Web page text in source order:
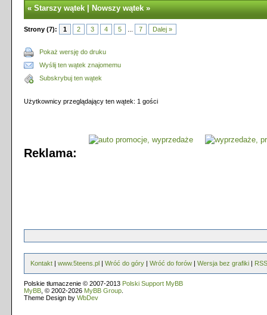
«Starszy wątek|Nowszy wątek»
Strony (7): 1 2 3 4 5 7 Dalej »
Pokaż wersję do druku
Wyślij ten wątek znajomemu
Subskrybuj ten wątek
Użytkownicy przeglądający ten wątek: 1 gości
Reklama:
Kontakt | www.5teens.pl | Wróć do góry | Wróć do forów | Wersja bez grafiki | RSS
Polskie tłumaczenie © 2007-2013 Polski Support MyBB
MyBB , © 2002-2026 MyBB Group
Theme Design by WbDev